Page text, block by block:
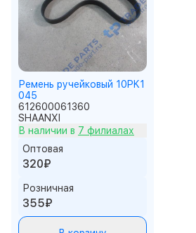
Ремень ручейковый 10PK1
045
612600061360
SHAANXI
В наличии в 7 филиалах
Оптовая
320₽
Розничная
355₽